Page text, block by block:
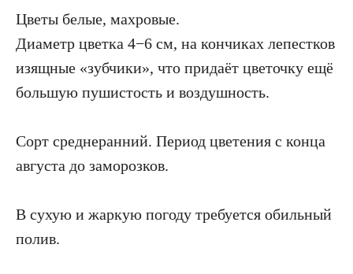
Цветы белые, махровые.
Диаметр цветка 4−6 см, на кончиках лепестков
изящные «зубчики», что придаёт цветочку ещё
большую пушистость и воздушность.
Сорт среднеранний. Период цветения с конца
августа до заморозков.
В сухую и жаркую погоду требуется обильный
полив.